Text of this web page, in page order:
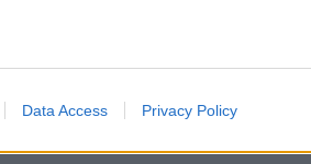
Data Access Privacy Policy